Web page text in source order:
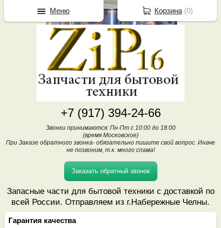
+7 (917) 394-24-66
Звонки принимаются: Пн-Пт с 10:00 до 18:00
(время Московское)
При Заказе обратного звонка- обязательно пишите свой вопрос. Иначе
не позвоним, т.к. много спама!
Заказать обратный звонок
Запасные части для бытовой техники с доставкой по
всей России. Отправляем из г.Набережные Челны.
Гарантия качества
Корзина(0)
Меню